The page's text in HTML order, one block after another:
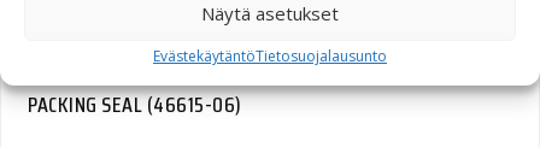
Näytä asetukset
EvästekäytäntöTietosuojalausunto
PACKING SEAL (46615-06)